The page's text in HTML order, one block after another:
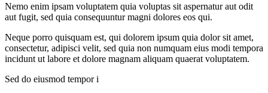
Nemo enim ipsam voluptatem quia voluptas sit aspernatur aut odit
aut fugit, sed quia consequuntur magni dolores eos qui.
Neque porro quisquam est, qui dolorem ipsum quia dolor sit amet,
consectetur, adipisci velit, sed quia non numquam eius modi tempora
incidunt ut labore et dolore magnam aliquam quaerat voluptatem.
Sed do eiusmod tempor i